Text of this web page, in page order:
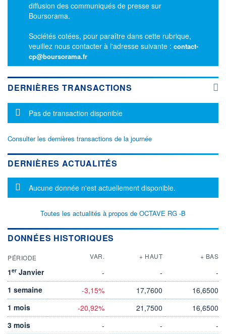
diffusion des communiqués de presse sur
Boursorama.
Sociétés cotées, pour paraître dans cette rubrique,
veuillez nous contacter à l'adresse suivante : contact-
cp@boursorama.fr
DERNIÈRES TRANSACTIONS
Message d'information
Pas de transaction disponible
Consulter les dernières transactions de la journée
DERNIÈRES ACTUALITÉS
Message d'information
Aucune donnée n'est actuellement disponible.
Toutes les actualités à propos de OCTAVE RG -B
DONNÉES HISTORIQUES
PÉRIODE VAR. + HAUT + BAS
1er Janvier - -
-
1 semaine
-3,15% 17,7600
16,6500
1 mois
-20,92% 21,7500
16,6500
3 mois
- -
-